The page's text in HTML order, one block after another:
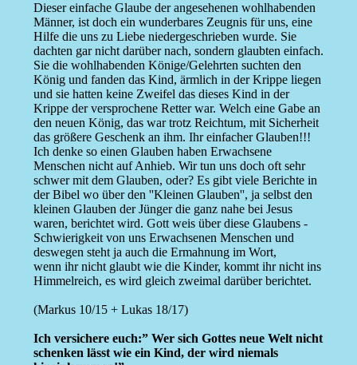
Dieser einfache Glaube der angesehenen wohlhabenden
Männer, ist doch ein wunderbares Zeugnis für uns, eine
Hilfe die uns zu Liebe niedergeschrieben wurde. Sie
dachten gar nicht darüber nach, sondern glaubten einfach.
Sie die wohlhabenden Könige/Gelehrten suchten den
König und fanden das Kind, ärmlich in der Krippe liegen
und sie hatten keine Zweifel das dieses Kind in der
Krippe der versprochene Retter war. Welch eine Gabe an
den neuen König, das war trotz Reichtum, mit Sicherheit
das größere Geschenk an ihm. Ihr einfacher Glauben!!!
Ich denke so einen Glauben haben Erwachsene
Menschen nicht auf Anhieb. Wir tun uns doch oft sehr
schwer mit dem Glauben, oder? Es gibt viele Berichte in
der Bibel wo über den ''Kleinen Glauben'', ja selbst den
kleinen Glauben der Jünger die ganz nahe bei Jesus
waren, berichtet wird. Gott weis über diese Glaubens -
Schwierigkeit von uns Erwachsenen Menschen und
deswegen steht ja auch die Ermahnung im Wort,
wenn ihr nicht glaubt wie die Kinder, kommt ihr nicht ins
Himmelreich, es wird gleich zweimal darüber berichtet.
(Markus 10/15 + Lukas 18/17)
Ich versichere euch:” Wer sich Gottes neue Welt nicht
schenken lässt wie ein Kind, der wird niemals